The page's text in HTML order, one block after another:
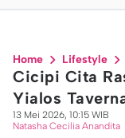
Home Lifestyle
Cicipi Cita
Yialos
13 Mei 2026, 10:15 WIB
Natasha Cecilia Anandita